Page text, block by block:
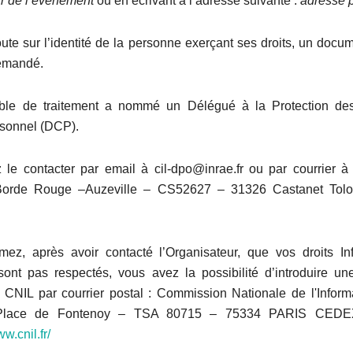
sur l’identité de la personne exerçant ses droits, un
de traitement a nommé un Délégué à la Protection
(DCP).
le contacter par email à cil-dpo@inrae.fr ou par courrier
Rouge –Auzeville – CS52627 – 31326 Castanet
après avoir contacté l’Organisateur, que vos droits
pas respectés, vous avez la possibilité d’introduire
par courrier postal : Commission Nationale de
de Fontenoy – TSA 80715 – 75334 PARIS